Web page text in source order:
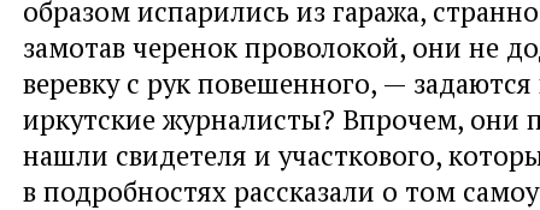
образом испарились из гаража,
замотав черенок проволокой, они не
веревку с рук повешенного, —
иркутские журналисты? Впрочем,
нашли свидетеля и участкового,
в подробностях рассказали о том